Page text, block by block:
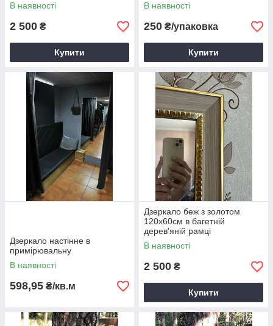
В наявності
2 500 ₴
Купити
В наявності
250 ₴/упаковка
Купити
Дзеркало настінне в
примірювальну
В наявності
598,95 ₴/кв.м
Дзеркало беж з золотом
120х60см в багетній
дерев'яній рамці
В наявності
2 500 ₴
Купити